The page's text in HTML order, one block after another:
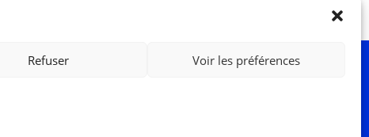
Refuser Voir les préférences